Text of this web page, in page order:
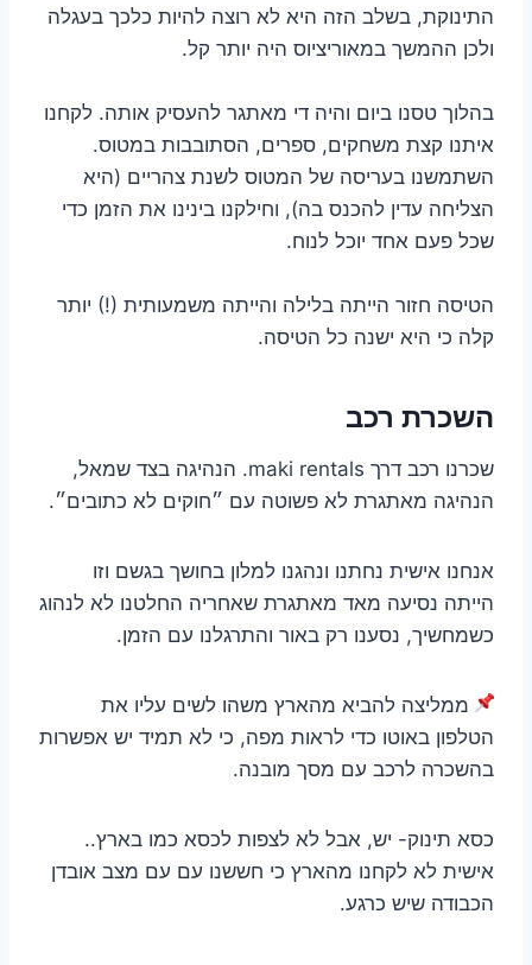
התינוקת, בשלב הזה היא לא רוצה להיות כלכך בעגלה
ולכן ההמשך במאוריציוס היה יותר קל.
בהלוך טסנו ביום והיה די מאתגר להעסיק אותה. לקחנו
איתנו קצת משחקים, ספרים, הסתובבות במטוס.
השתמשנו בעריסה של המטוס לשנת צהריים (היא
הצליחה עדין להכנס בה), וחילקנו בינינו את הזמן כדי
שכל פעם אחד יוכל לנוח.
הטיסה חזור הייתה בלילה והייתה משמעותית (!) יותר
קלה כי היא ישנה כל הטיסה.
השכרת רכב
שכרנו רכב דרך maki rentals. הנהיגה בצד שמאל,
הנהיגה מאתגרת לא פשוטה עם ״חוקים לא כתובים״.
אנחנו אישית נחתנו ונהגנו למלון בחושך בגשם וזו
הייתה נסיעה מאד מאתגרת שאחריה החלטנו לא לנהוג
כשמחשיך, נסענו רק באור והתרגלנו עם הזמן.
ממליצה להביא מהארץ משהו לשים עליו את
הטלפון באוטו כדי לראות מפה, כי לא תמיד יש אפשרות
בהשכרה לרכב עם מסך מובנה.
כסא תינוק- יש, אבל לא לצפות לכסא כמו בארץ..
אישית לא לקחנו מהארץ כי חששנו עם עם מצב אובדן
הכבודה שיש כרגע.